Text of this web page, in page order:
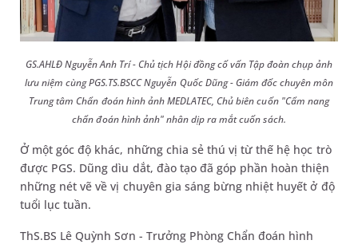
GS.AHLĐ Nguyễn Anh Trí - Chủ tịch Hội đồng cố vấn Tập đoàn chụp ảnh
lưu niệm cùng PGS.TS.BSCC Nguyễn Quốc Dũng - Giám đốc chuyên môn
Trung tâm Chẩn đoán hình ảnh MEDLATEC, Chủ biên cuốn "Cẩm nang
chẩn đoán hình ảnh" nhân dịp ra mắt cuốn sách.
Ở một góc độ khác, những chia sẻ thú vị từ thế hệ học trò
được PGS. Dũng dìu dắt, đào tạo đã góp phần hoàn thiện
những nét vẽ về vị chuyên gia sáng bừng nhiệt huyết ở độ
tuổi lục tuần.
ThS.BS Lê Quỳnh Sơn - Trưởng Phòng Chẩn đoán hình